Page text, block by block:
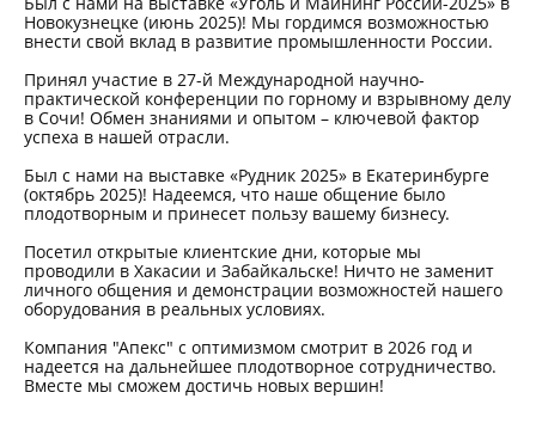
Новокузнецке (июнь 2025)! Мы гордимся возможностью
внести свой вклад в развитие промышленности России.
Принял участие в 27-й Международной научно-
практической конференции по горному и взрывному делу
в Сочи! Обмен знаниями и опытом – ключевой фактор
успеха в нашей отрасли.
Был с нами на выставке «Рудник 2025» в Екатеринбурге
(октябрь 2025)! Надеемся, что наше общение было
плодотворным и принесет пользу вашему бизнесу.
Посетил открытые клиентские дни, которые мы
проводили в Хакасии и Забайкальске! Ничто не заменит
личного общения и демонстрации возможностей нашего
оборудования в реальных условиях.
Компания "Апекс" с оптимизмом смотрит в 2026 год и
надеется на дальнейшее плодотворное сотрудничество.
Вместе мы сможем достичь новых вершин!